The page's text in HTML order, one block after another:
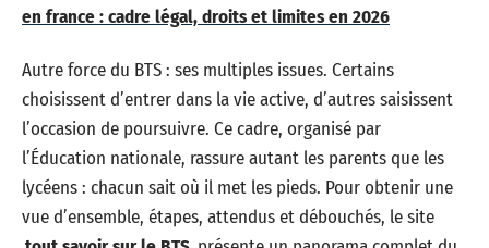
en france : cadre légal, droits et limites en 2026
Autre force du BTS : ses multiples issues. Certains
choisissent d’entrer dans la vie active, d’autres saisissent
l’occasion de poursuivre. Ce cadre, organisé par
l’Éducation nationale, rassure autant les parents que les
lycéens : chacun sait où il met les pieds. Pour obtenir une
vue d’ensemble, étapes, attendus et débouchés, le site